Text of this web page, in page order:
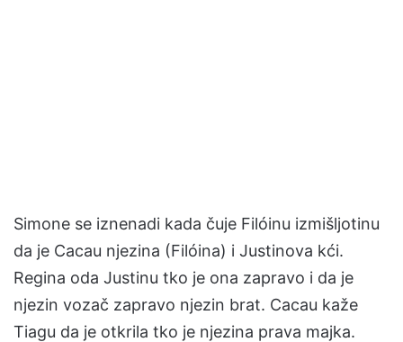
Simone se iznenadi kada čuje Filóinu izmišljotinu
da je Cacau njezina (Filóina) i Justinova kći.
Regina oda Justinu tko je ona zapravo i da je
njezin vozač zapravo njezin brat. Cacau kaže
Tiagu da je otkrila tko je njezina prava majka.